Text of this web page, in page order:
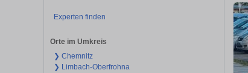
Experten finden
Orte im Umkreis
❯ Chemnitz
❯ Limbach-Oberfrohna